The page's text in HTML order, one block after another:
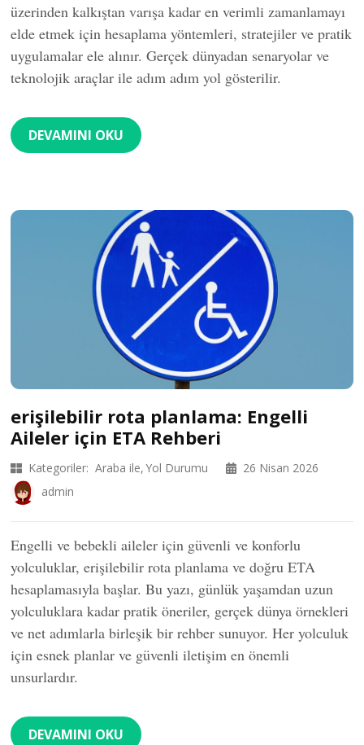
üzerinden kalkıştan varışa kadar en verimli zamanlamayı
elde etmek için hesaplama yöntemleri, stratejiler ve pratik
uygulamalar ele alınır. Gerçek dünyadan senaryolar ve
teknolojik araçlar ile adım adım yol gösterilir.
DEVAMINI OKU
erişilebilir rota planlama: Engelli
Aileler için ETA Rehberi
Kategoriler: Araba ile Yol Durumu
26 Nisan 2026
admin
Engelli ve bebekli aileler için güvenli ve konforlu
yolculuklar, erişilebilir rota planlama ve doğru ETA
hesaplamasıyla başlar. Bu yazı, günlük yaşamdan uzun
yolculuklara kadar pratik öneriler, gerçek dünya örnekleri
ve net adımlarla birleşik bir rehber sunuyor. Her yolculuk
için esnek planlar ve güvenli iletişim en önemli
unsurlardır.
DEVAMINI OKU